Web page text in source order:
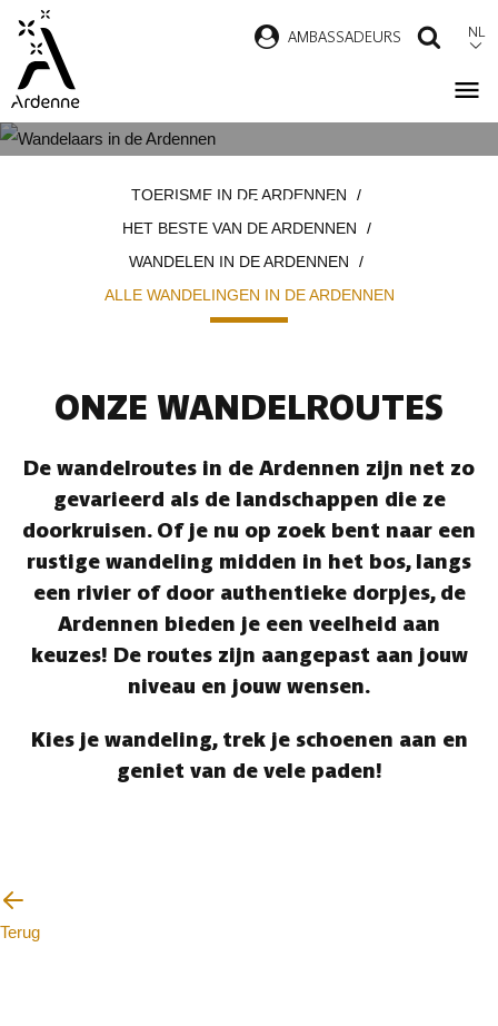
Overslaan
naar
inhoud
AMBASSADEURS NL
ARDENNEN
TOERISME IN DE ARDENNEN
HET BESTE VAN DE ARDENNEN
WANDELEN IN DE ARDENNEN
ALLE WANDELINGEN IN DE ARDENNEN
ONZE WANDELROUTES
De wandelroutes in de Ardennen zijn net zo
gevarieerd als de landschappen die ze
doorkruisen. Of je nu op zoek bent naar een
rustige wandeling midden in het bos, langs
een rivier of door authentieke dorpjes, de
Ardennen bieden je een veelheid aan
keuzes! De routes zijn aangepast aan jouw
niveau en jouw wensen.
Kies je wandeling, trek je schoenen aan en
geniet van de vele paden!
Terug